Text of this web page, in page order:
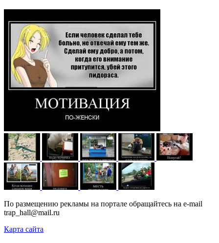
По размещению рекламы на портале обращайтесь на e-mail
trap_hall@mail.ru
Карта сайта